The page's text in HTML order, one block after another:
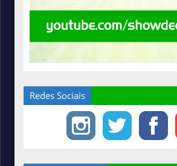
Redes Sociais